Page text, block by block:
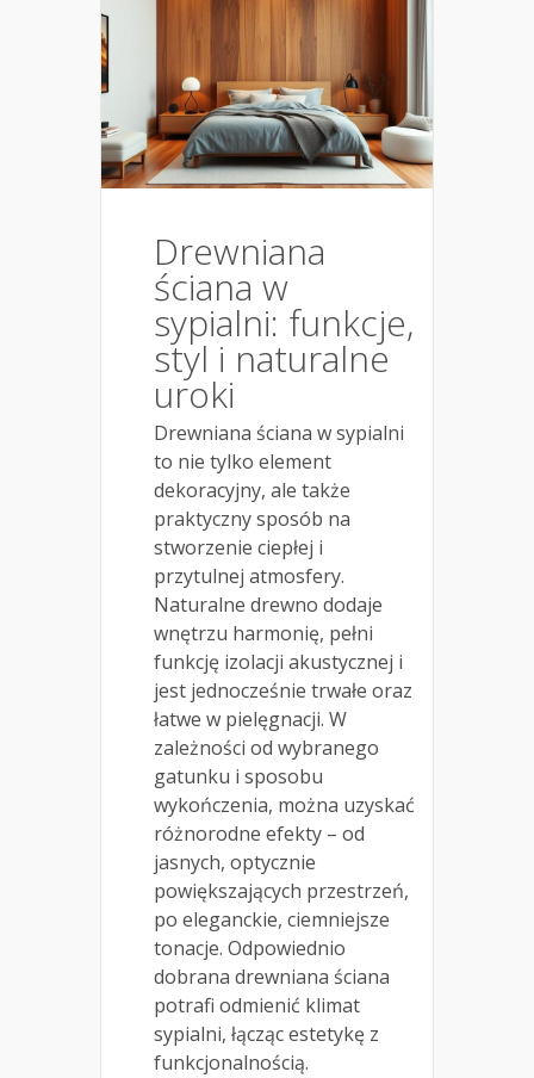
Drewniana
ściana w
sypialni: funkcje,
styl i naturalne
uroki
Drewniana ściana w sypialni
to nie tylko element
dekoracyjny, ale także
praktyczny sposób na
stworzenie ciepłej i
przytulnej atmosfery.
Naturalne drewno dodaje
wnętrzu harmonię, pełni
funkcję izolacji akustycznej i
jest jednocześnie trwałe oraz
łatwe w pielęgnacji. W
zależności od wybranego
gatunku i sposobu
wykończenia, można uzyskać
różnorodne efekty – od
jasnych, optycznie
powiększających przestrzeń,
po eleganckie, ciemniejsze
tonacje. Odpowiednio
dobrana drewniana ściana
potrafi odmienić klimat
sypialni, łącząc estetykę z
funkcjonalnością.